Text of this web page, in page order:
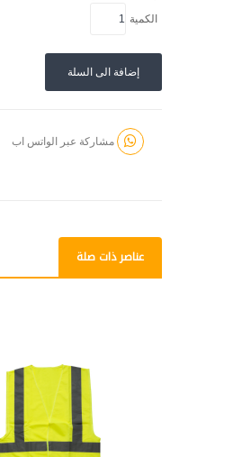
الكمية
إضافة الى السلة
مشاركة عبر الواتس اب
عناصر ذات صلة